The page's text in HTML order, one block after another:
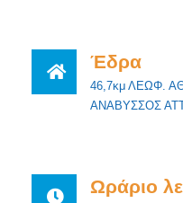
Έδρα
46,7κμ ΛΕΩΦ.
ΑΝΑΒΥΣΣΟΣ
Ωράριο